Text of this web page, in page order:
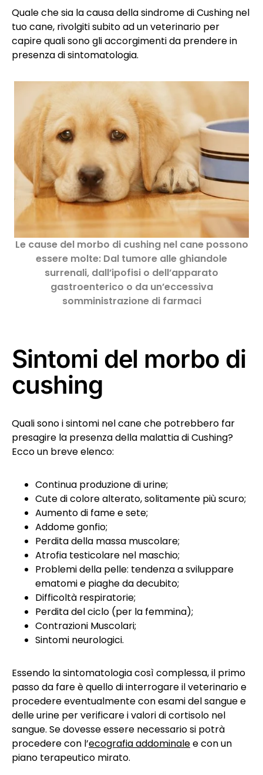
Quale che sia la causa della sindrome di Cushing nel
tuo cane, rivolgiti subito ad un veterinario per
capire quali sono gli accorgimenti da prendere in
presenza di sintomatologia.
Le cause del morbo di cushing nel cane possono
essere molte: Dal tumore alle ghiandole
surrenali, dall’ipofisi o dell’apparato
gastroenterico o da un’eccessiva
somministrazione di farmaci
Sintomi del morbo di
cushing
Quali sono i sintomi nel cane che potrebbero far
presagire la presenza della malattia di Cushing?
Ecco un breve elenco:
Continua produzione di urine;
Cute di colore alterato, solitamente più scuro;
Aumento di fame e sete;
Addome gonfio;
Perdita della massa muscolare;
Atrofia testicolare nel maschio;
Problemi della pelle: tendenza a sviluppare
ematomi e piaghe da decubito;
Difficoltà respiratorie;
Perdita del ciclo (per la femmina);
Contrazioni Muscolari;
Sintomi neurologici.
Essendo la sintomatologia così complessa, il primo
passo da fare è quello di interrogare il veterinario e
procedere eventualmente con esami del sangue e
delle urine per verificare i valori di cortisolo nel
sangue. Se dovesse essere necessario si potrà
procedere con l’ecografia addominalee con un
piano terapeutico mirato.